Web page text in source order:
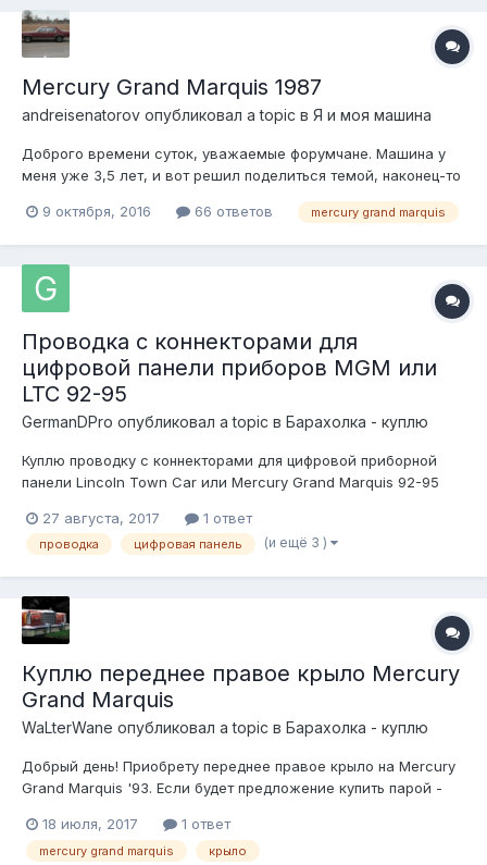
Mercury Grand Marquis 1987
andreisenatorov опубликовал a topic в Я и моя машина
Доброго времени суток, уважаемые форумчане. Машина у
меня уже 3,5 лет, и вот решил поделиться темой, наконец-то
к таким машинам пошла с юности, с фильмов годов 80-90.
мания перешла...
9 октября, 2016 66 ответов mercury grand marquis
Проводка с коннекторами для
цифровой панели приборов MGM или
LTC 92-95
GermanDPro опубликовал a topic в Барахолка - куплю
Куплю проводку с коннекторами для цифровой приборной
панели Lincoln Town Car или Mercury Grand Marquis 92-95
27 августа, 2017 1 ответ
проводка цифровая панель (и ещё 3 )
Куплю переднее правое крыло Mercury
Grand Marquis
WaLterWane опубликовал a topic в Барахолка - куплю
Добрый день! Приобрету переднее правое крыло на Mercury
Grand Marquis '93. Если будет предложение купить парой -
они подходят от всех Маркизов. На обмен есть две задних
двери на эту же машину. Спасибо! Буду рад вашим
18 июля, 2017 1 ответ
mercury grand marquis крыло